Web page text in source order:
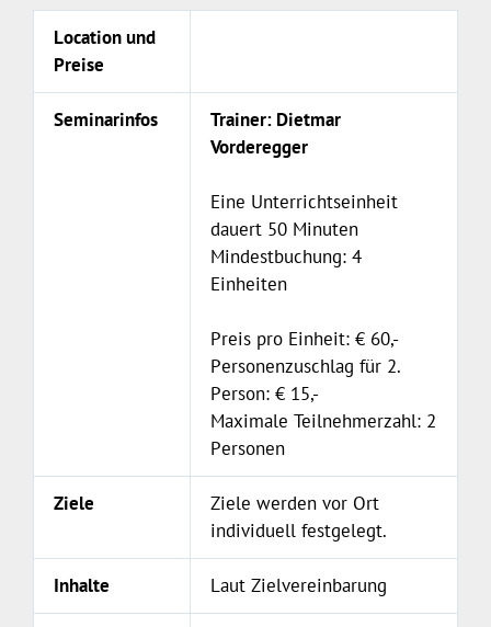
Location und
Preise
Seminarinfos
Trainer: Dietmar
Vorderegger
Eine Unterrichtseinheit
dauert 50 Minuten
Mindestbuchung: 4
Einheiten
Preis pro Einheit: € 60,-
Personenzuschlag für 2.
Person: € 15,-
Maximale Teilnehmerzahl: 2
Personen
Ziele
Ziele werden vor Ort
individuell festgelegt.
Inhalte Laut Zielvereinbarung